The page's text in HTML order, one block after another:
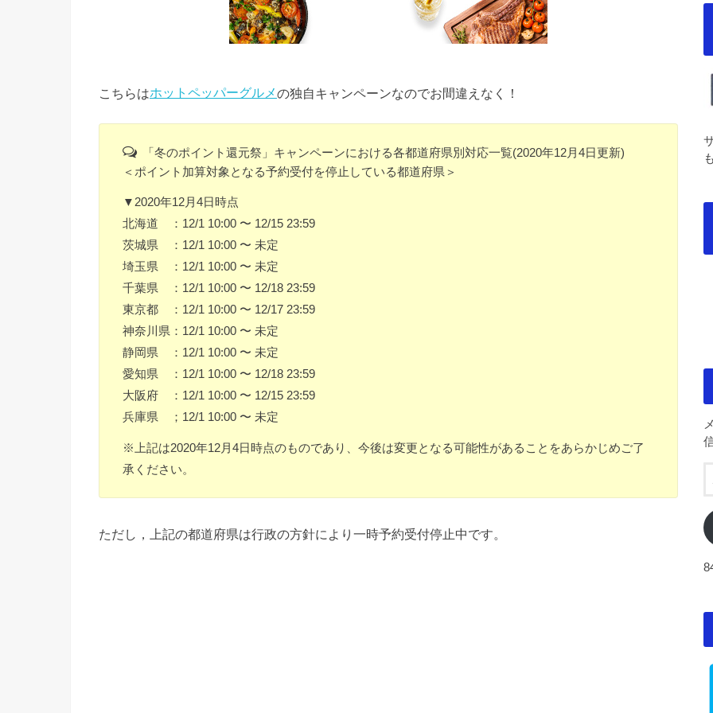
こちらはホットペッパーグルメの独自キャンペーンなのでお間違えなく！
「冬のポイント還元祭」キャンペーンにおける各都道府県別対応一覧(2020年12月4日更新)
＜ポイント加算対象となる予約受付を停止している都道府県＞
▼2020年12月4日時点
北海道 ：12/1 10:00 〜 12/15 23:59
茨城県 ：12/1 10:00 〜 未定
埼玉県 ：12/1 10:00 〜 未定
千葉県 ：12/1 10:00 〜 12/18 23:59
東京都 ：12/1 10:00 〜 12/17 23:59
神奈川県：12/1 10:00 〜 未定
静岡県 ：12/1 10:00 〜 未定
愛知県 ：12/1 10:00 〜 12/18 23:59
大阪府 ：12/1 10:00 〜 12/15 23:59
兵庫県 ；12/1 10:00 〜 未定
※上記は2020年12月4日時点のものであり、今後は変更となる可能性があることをあらかじめご了
承ください。
ただし，上記の都道府県は行政の方針により一時予約受付停止中です。